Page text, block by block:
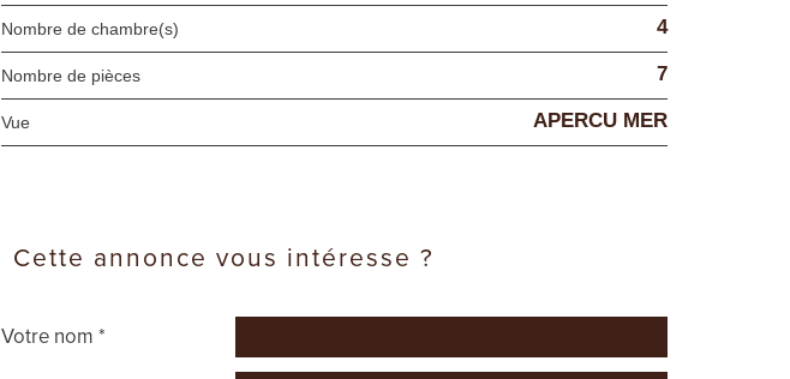
Nombre de chambre(s) 4
Nombre de pièces 7
Vue APERCU MER
cette annonce vous intéresse ?
Votre nom *